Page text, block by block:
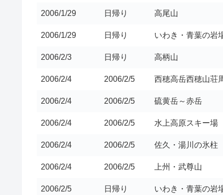
2006/1/29 日帰り 高尾山
2006/1/29 日帰り いわき・青葉の岩
2006/2/3 日帰り 高柄山
2006/2/4 2006/2/5 西穂高岳西穂山荘
2006/2/4 2006/2/5 硫黄岳～赤岳
2006/2/4 2006/2/5 水上高原スキー場
2006/2/4 2006/2/5 佐久・湯川の氷柱
2006/2/4 2006/2/5 上州・武尊山
2006/2/5 日帰り いわき・青葉の岩